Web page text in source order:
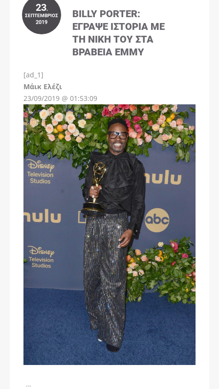
23.
ΣΕΠΤΈΜΒΡΙΟΣ
2019
BILLY PORTER:
ΈΓΡΑΨΕ ΙΣΤΟΡΊΑ ΜΕ
ΤΗ ΝΊΚΗ ΤΟΥ ΣΤΑ
ΒΡΑΒΕΊΑ EMMY
[ad_1]
Μάικ ΕλέζιInstagram
23/09/2019 @ 01:53:09
…